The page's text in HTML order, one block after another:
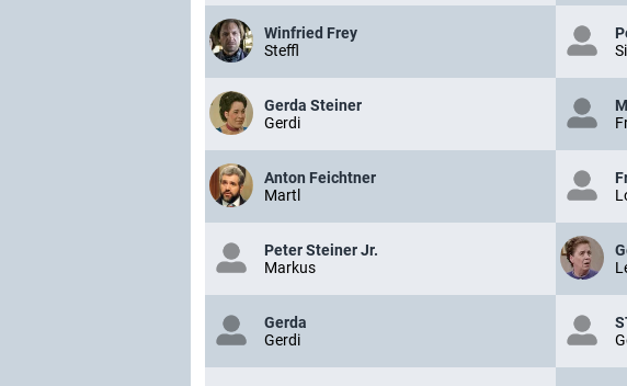
Winfried Frey
Steffl
Gerda Steiner
Gerdi
Anton Feichtner
Martl
Peter Steiner Jr.
Markus
Gerda
Gerdi